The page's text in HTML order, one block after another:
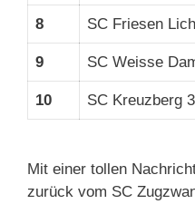
8 SC Friesen
9 SC Weisse
10 SC Kreuzberg 3
Mit einer tollen
zurück vom SC